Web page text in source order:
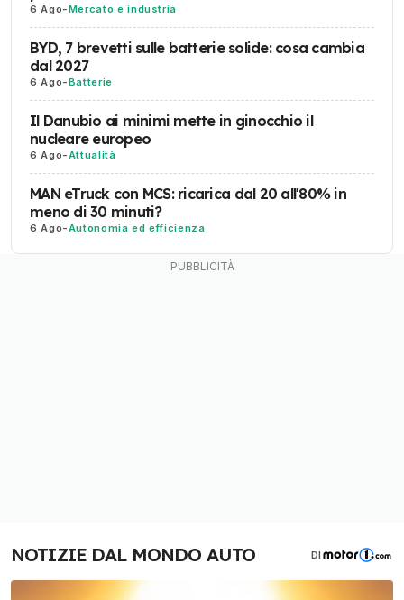
6 Ago-Mercato e industria
BYD, 7 brevetti sulle batterie solide: cosa cambia
dal 2027
6 Ago-Batterie
Il Danubio ai minimi mette in ginocchio il
nucleare europeo
6 Ago-Attualità
MAN eTruck con MCS: ricarica dal 20 all'80% in
meno di 30 minuti?
6 Ago-Autonomia ed efficienza
NOTIZIE DAL MONDO AUTO DI